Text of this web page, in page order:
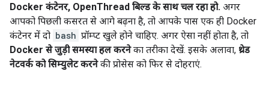
Docker कंटेनर, OpenThread बिल्ड के साथ चल रहा हो. अगर
आपको पिछली कसरत से आगे बढ़ना है, तो आपके पास एक ही Docker
कंटेनर में दो bash प्रॉम्प्ट खुले होने चाहिए. अगर ऐसा नहीं होता है, तो
Docker से जुड़ी समस्या हल करनेका तरीका देखें. इसके अलावा, थ्रेड
नेटवर्क को सिम्युलेट करनेकी प्रोसेस को फिर से दोहराएं.